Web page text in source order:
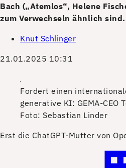
Bach („Atemlos“, Helene
zum Verwechseln ähnlich sind.
Knut Schlinger
21.01.2025 10:31
Fordert einen
generative KI: GEMA-CEO
Foto: Sebastian Linder
Erst die ChatGPT-Mutter von